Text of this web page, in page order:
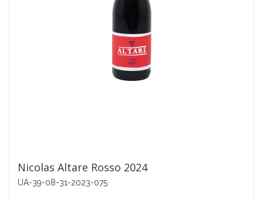
Nicolas Altare Rosso 2024
UA-39-08-31-2023-075